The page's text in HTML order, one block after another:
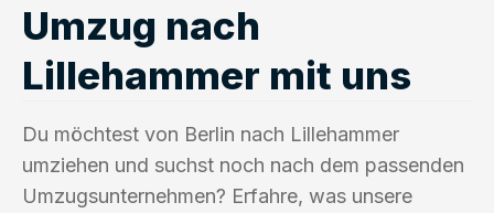
Umzug nach
Lillehammer mit uns
Du möchtest von Berlin nach Lillehammer
umziehen und suchst noch nach dem passenden
Umzugsunternehmen? Erfahre, was unsere